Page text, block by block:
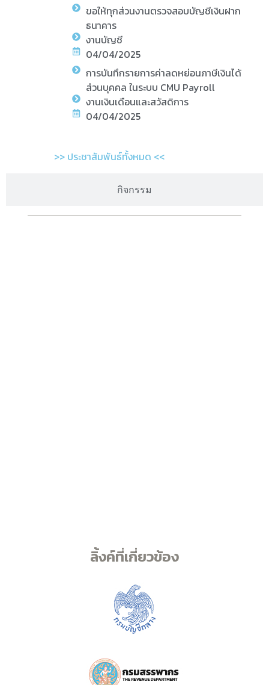
กิจกรรม
ขอให้ทุกส่วนงานตรวจสอบบัญชีเงินฝาก
ธนาคาร
งานบัญชี
04/04/2025
การบันทึกรายการค่าลดหย่อนภาษีเงินได้
ส่วนบุคคล ในระบบ CMU Payroll
งานเงินเดือนและสวัสดิการ
04/04/2025
>> ประชาสัมพันธ์ทั้งหมด <<
ลิ้งค์ที่เกี่ยวข้อง